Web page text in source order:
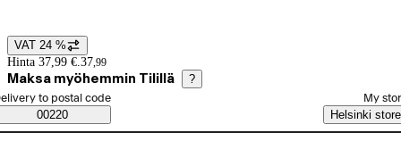
Price details
VAT 24 %
Hinta 37,99 €. 37,99
Maksa myöhemmin Tilillä ?
Saatavuustiedot
order method
to postal code
00220
My
Helsinki store